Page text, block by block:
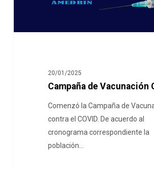
20/01/2025
Campaña de Vacunación
Comenzó la Campaña de
contra el COVID. De acuerdo al
cronograma correspondiente la
población…